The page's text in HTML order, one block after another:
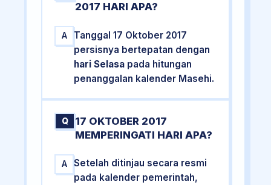
2017 HARI APA?
A
Tanggal 17 Oktober 2017
persisnya bertepatan dengan
hari Selasa pada hitungan
penanggalan kalender Masehi.
Q
17 OKTOBER 2017
MEMPERINGATI HARI APA?
A
Setelah ditinjau secara resmi
pada kalender pemerintah,